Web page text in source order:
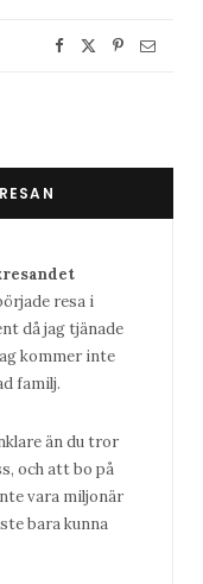
resa i
då jag tjänade
kommer inte
familj.
än du tror
och att bo på
vara miljonär
bara kunna